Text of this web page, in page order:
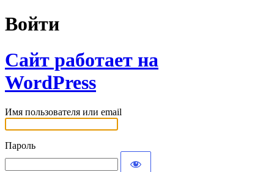
Войти
Сайт работает на
WordPress
Имя пользователя или email
Пароль